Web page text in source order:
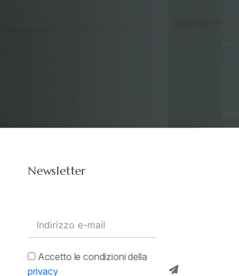
Newsletter
Accetto le condizioni della
privacy